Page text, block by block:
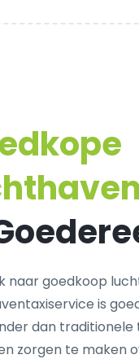
naar goedkoop
is
dan
zorgen te maken